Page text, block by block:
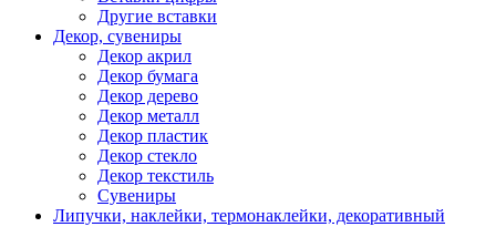
Другие вставки
Декор, сувениры
Декор акрил
Декор бумага
Декор дерево
Декор металл
Декор пластик
Декор стекло
Декор текстиль
Сувениры
Липучки, наклейки, термонаклейки, декоративный